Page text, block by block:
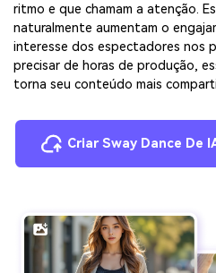
ritmo e que chamam a atenção.
naturalmente aumentam o
interesse dos espectadores nos
precisar de horas de produção,
torna seu conteúdo mais
Criar Sway Dance De